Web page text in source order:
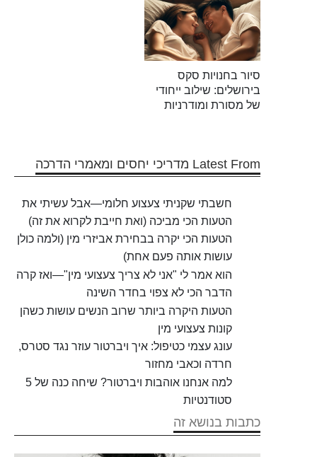
סיור בחנויות סקס
בירושלים: שילוב ייחודי
של מסורת ומודרניות
Latest From מדריכי יחסים ומאמרי הדרכה
חשבתי שקניתי צעצוע חלומי—אבל עשיתי את
הטעות הכי מביכה (ואת חייבת לקרוא את זה)
הטעות הכי יקרה בבחירת אביזרי מין (ולמה כולן
עושות אותה פעם אחת)
הוא אמר לי "אני לא צריך צעצועי מין"—ואז קרה
הדבר הכי לא צפוי בחדר השינה
הטעות היקרה ביותר שרוב הנשים עושות כשהן
קונות צעצועי מין
עונג עצמי כטיפול: איך ויברטור עוזר נגד סטרס,
חרדה וכאבי מחזור
למה אנחנו אוהבות ויברטור? שיחה כנה של 5
סטודנטיות
כתבות בנושא זה